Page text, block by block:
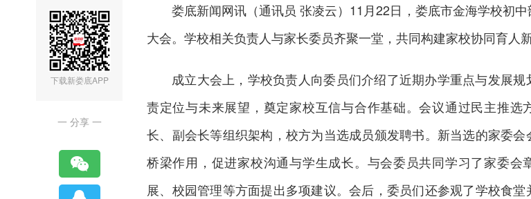
下载新娄底APP
一 分享 一
娄底新闻网讯（通讯员 张凌云）11月22日，娄底市金海学校初
大会。学校相关负责人与家长委员齐聚一堂，共同构建家校协同育人新
成立大会上，学校负责人向委员们介绍了近期办学重点与发展
责定位与未来展望，奠定家校互信与合作基础。会议通过民主推选
长、副会长等组织架构，校方为当选成员颁发聘书。新当选的家委
桥梁作用，促进家校沟通与学生成长。与会委员共同学习了家委会
展、校园管理等方面提出多项建议。会后，委员们还参观了学校食堂